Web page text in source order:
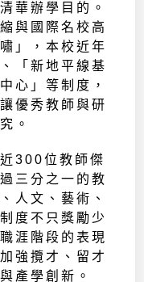
華辦學目的。
與國際名校高
」，本校近年
「新地平線基
心」等制度，
優秀教師與研
。
300位教師傑
三分之一的教
人文、藝術、
度不只獎勵少
涯階段的表現
強攬才、留才
產學創新。